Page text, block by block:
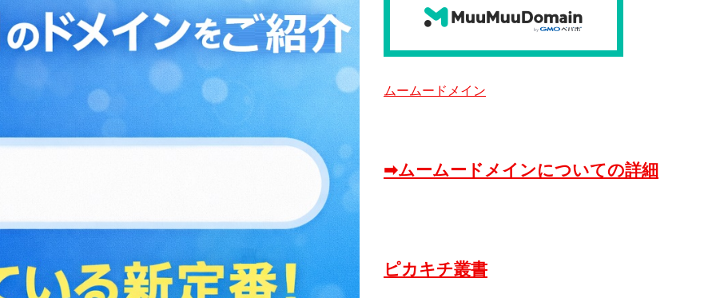
ムームードメイン
➡ムームードメインについての詳細
ピカキチ叢書